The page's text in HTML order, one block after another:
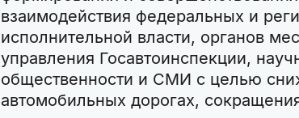
взаимодействия федеральных и
исполнительной власти, органов
управления Госавтоинспекции,
общественности и СМИ с целью
автомобильных дорогах,